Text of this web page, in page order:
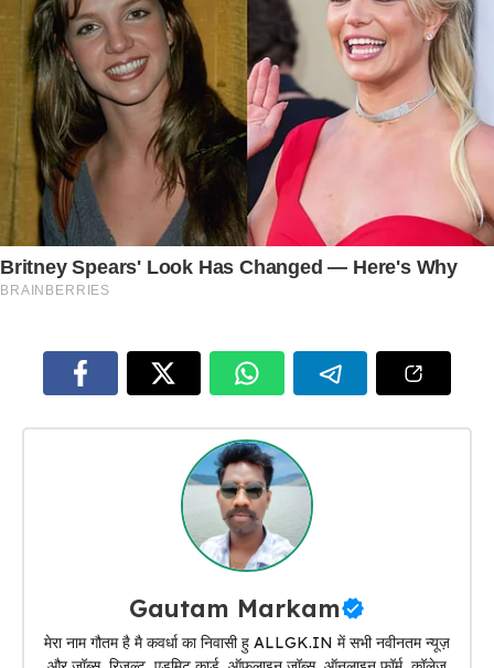
Gautam Markam
मेरा नाम गौतम है मै कवर्धा का निवासी हु ALLGK.IN में सभी नवीनतम न्यूज़